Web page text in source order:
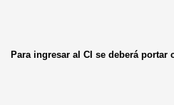
Para ingresar al CI se deberá portar